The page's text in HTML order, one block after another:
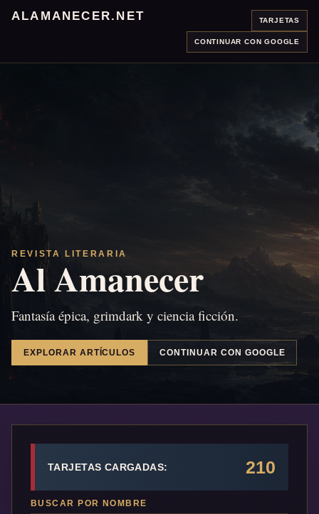
ALAMANECER.NET TARJETAS
CONTINUAR CON GOOGLE
REVISTA LITERARIA
Al Amanecer
Fantasía épica, grimdark y ciencia ficción.
EXPLORAR ARTÍCULOS CONTINUAR CON GOOGLE
TARJETAS CARGADAS: 210
BUSCAR POR NOMBRE